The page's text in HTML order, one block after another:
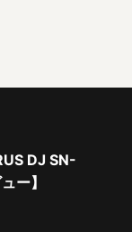
DJ SN-
ー】